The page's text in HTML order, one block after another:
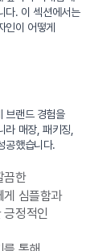
다. 이 섹션에서는
인이 어떻게
브랜드 경험을
라 매장, 패키징,
공했습니다.
끔한
게 심플함과
정적인